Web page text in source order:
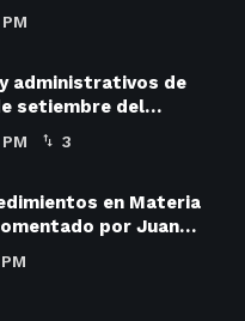
administrativos de
setiembre del…
3
en Materia
por Juan…